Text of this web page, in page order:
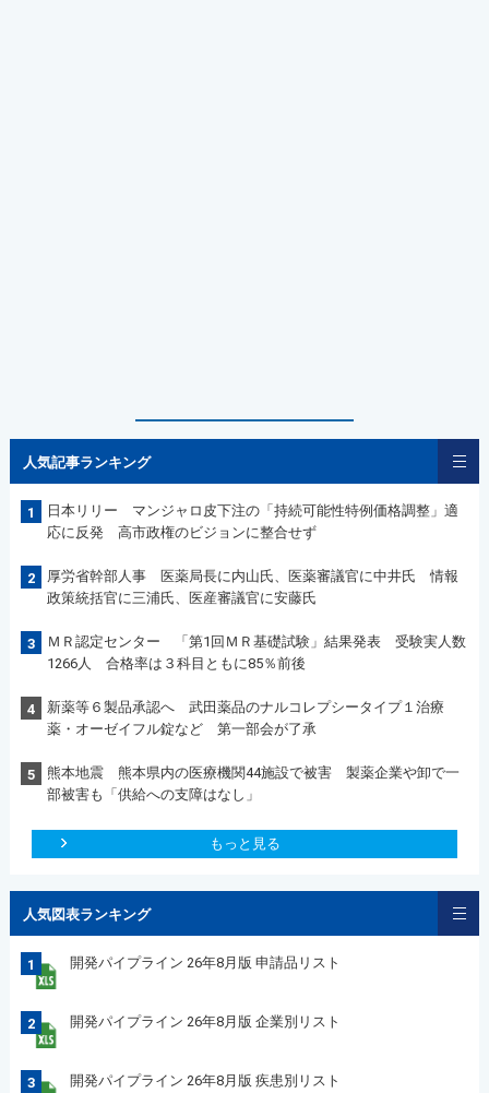
人気記事ランキング
1
日本リリー マンジャロ皮下注の「持続可能性特例価格調整」適
応に反発 高市政権のビジョンに整合せず
2
厚労省幹部人事 医薬局長に内山氏、医薬審議官に中井氏 情報
政策統括官に三浦氏、医産審議官に安藤氏
3
ＭＲ認定センター 「第1回ＭＲ基礎試験」結果発表 受験実人数
1266人 合格率は３科目ともに85％前後
4
新薬等６製品承認へ 武田薬品のナルコレプシータイプ１治療
薬・オーゼイフル錠など 第一部会が了承
5
熊本地震 熊本県内の医療機関44施設で被害 製薬企業や卸で一
部被害も「供給への支障はなし」
もっと見る
人気図表ランキング
1 開発パイプライン 26年8月版 申請品リスト
2 開発パイプライン 26年8月版 企業別リスト
3 開発パイプライン 26年8月版 疾患別リスト